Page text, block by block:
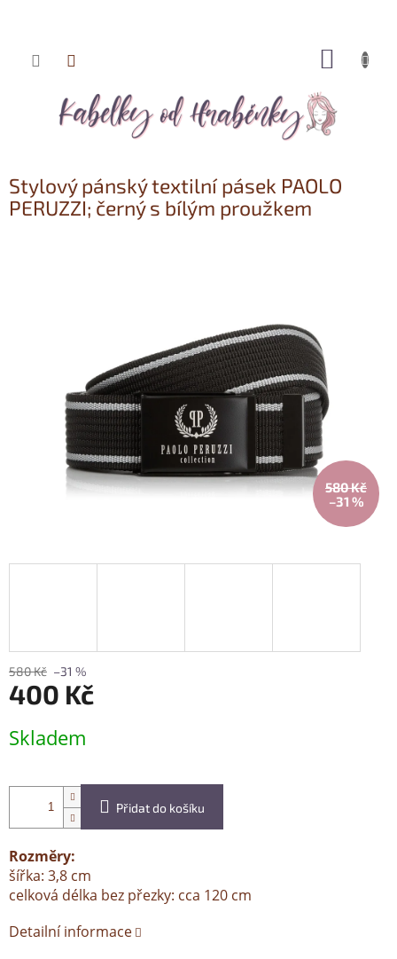
Přejít
Stylový pánský textilní pásek PAOLO
PERUZZI; černý s bílým proužkem
580 Kč
–31 %
580 Kč –31 %
400 Kč
cena:
Skladem
Přidat do košíku
Rozměry:
šířka: 3,8 cm
celková délka bez přezky: cca 120 cm
Detailní informace